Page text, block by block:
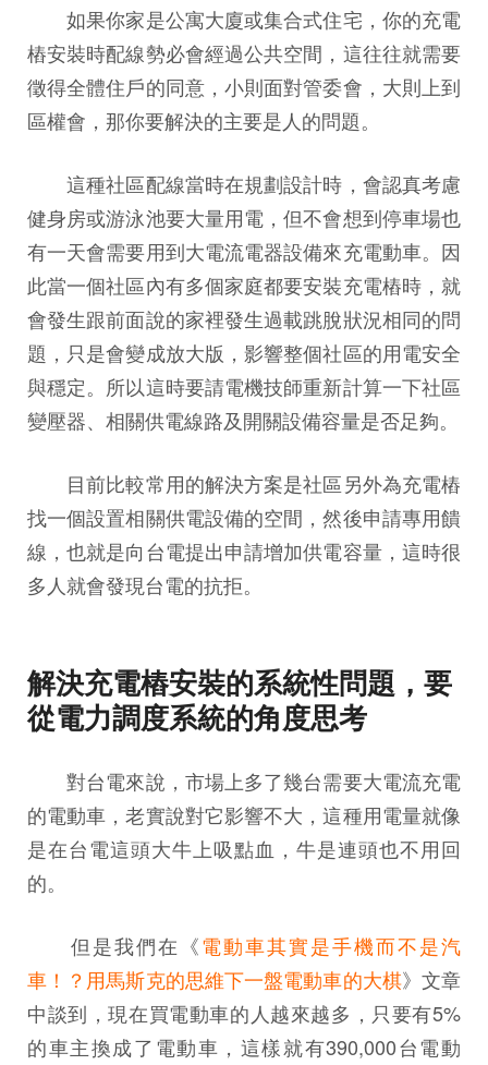
如果你家是公寓大廈或集合式住宅，你的充電
樁安裝時配線勢必會經過公共空間，這往往就需要
徵得全體住戶的同意，小則面對管委會，大則上到
區權會，那你要解決的主要是人的問題。
這種社區配線當時在規劃設計時，會認真考慮
健身房或游泳池要大量用電，但不會想到停車場也
有一天會需要用到大電流電器設備來充電動車。因
此當一個社區內有多個家庭都要安裝充電樁時，就
會發生跟前面說的家裡發生過載跳脫狀況相同的問
題，只是會變成放大版，影響整個社區的用電安全
與穩定。所以這時要請電機技師重新計算一下社區
變壓器、相關供電線路及開關設備容量是否足夠。
目前比較常用的解決方案是社區另外為充電樁
找一個設置相關供電設備的空間，然後申請專用饋
線，也就是向台電提出申請增加供電容量，這時很
多人就會發現台電的抗拒。
解決充電樁安裝的系統性問題，要
從電力調度系統的角度思考
對台電來說，市場上多了幾台需要大電流充電
的電動車，老實說對它影響不大，這種用電量就像
是在台電這頭大牛上吸點血，牛是連頭也不用回
的。
但是我們在《電動車其實是手機而不是汽
車！？用馬斯克的思維下一盤電動車的大棋》文章
中談到，現在買電動車的人越來越多，只要有5%
的車主換成了電動車，這樣就有390,000台電動